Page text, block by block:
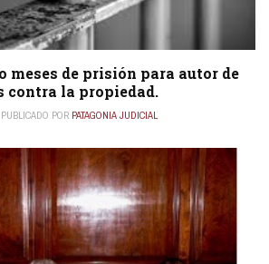
meses de prisión para autor de
la propiedad.
PUBLICADO POR PATAGONIA JUDICIAL